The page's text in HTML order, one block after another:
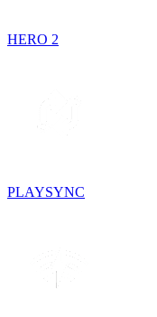
HERO 2
PLAYSYNC